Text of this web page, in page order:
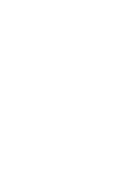
María
asumir